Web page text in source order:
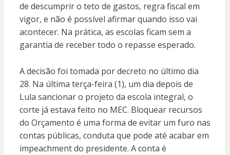
de descumprir o teto de gastos, regra fiscal em
vigor, e não é possível afirmar quando isso vai
acontecer. Na prática, as escolas ficam sem a
garantia de receber todo o repasse esperado.
A decisão foi tomada por decreto no último dia
28. Na última terça-feira (1), um dia depois de
Lula sancionar o projeto da escola integral, o
corte já estava feito no MEC. Bloquear recursos
do Orçamento é uma forma de evitar um furo nas
contas públicas, conduta que pode até acabar em
impeachment do presidente. A conta é